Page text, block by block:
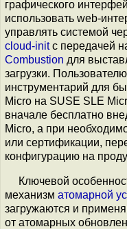
графического
использовать web-
управлять системой
cloud-initс передачей
Combustion для
загрузки.
инструментарий для
Micro на SUSE SLE
вначале бесплатно
Micro, а при
или сертификации,
конфигурацию на
Ключевой
механизм атомарной
загружаются и
от атомарных